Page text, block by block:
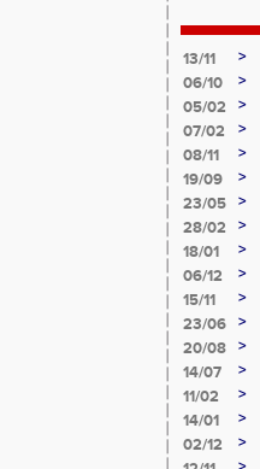
13/11 >
06/10
>
05/02
>
07/02
>
08/11
>
19/09
>
23/05
>
28/02
>
18/01 >
06/12
>
15/11
>
23/06
>
20/08
>
14/07
>
11/02
>
14/01
>
02/12
>